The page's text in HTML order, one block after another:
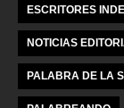
ESCRITORES
NOTICIAS
PALABRA DE LA